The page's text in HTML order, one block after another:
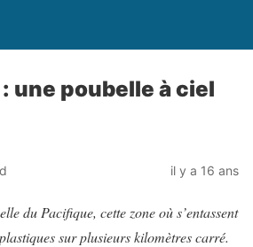
une poubelle à ciel
il y a 16 ans
du Pacifique, cette zone où s’entassent
sur plusieurs kilomètres carré.